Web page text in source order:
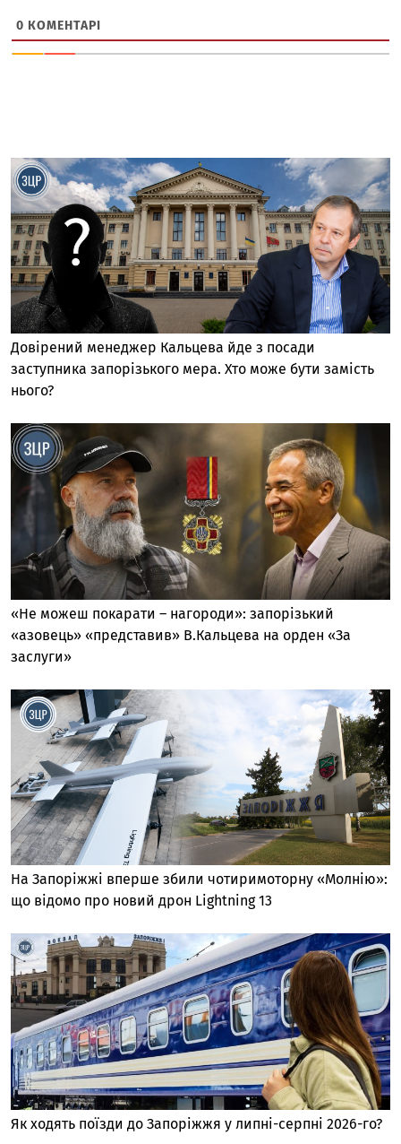
0 КОМЕНТАРІ
Довірений менеджер Кальцева йде з посади
заступника запорізького мера. Хто може бути замість
нього?
«Не можеш покарати – нагороди»: запорізький
«азовець» «представив» В.Кальцева на орден «За
заслуги»
На Запоріжжі вперше збили чотиримоторну «Молнію»:
що відомо про новий дрон Lightning 13
Як ходять поїзди до Запоріжжя у липні-серпні 2026-го?